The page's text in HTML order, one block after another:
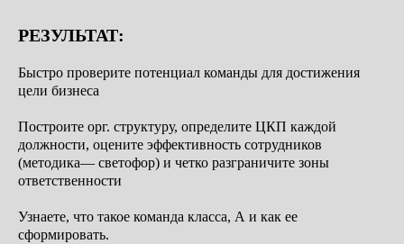
РЕЗУЛЬТАТ:
Быстро проверите потенциал команды для достижения
цели бизнеса
Построите орг. структуру, определите ЦКП каждой
должности, оцените эффективность сотрудников
(методика— светофор) и четко разграничите зоны
ответственности
Узнаете, что такое команда класса, А и как ее
сформировать.